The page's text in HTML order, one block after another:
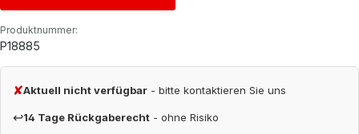
Produktnummer:
P18885
✘Aktuell nicht verfügbar - bitte kontaktieren Sie uns
↩14 Tage Rückgaberecht - ohne Risiko